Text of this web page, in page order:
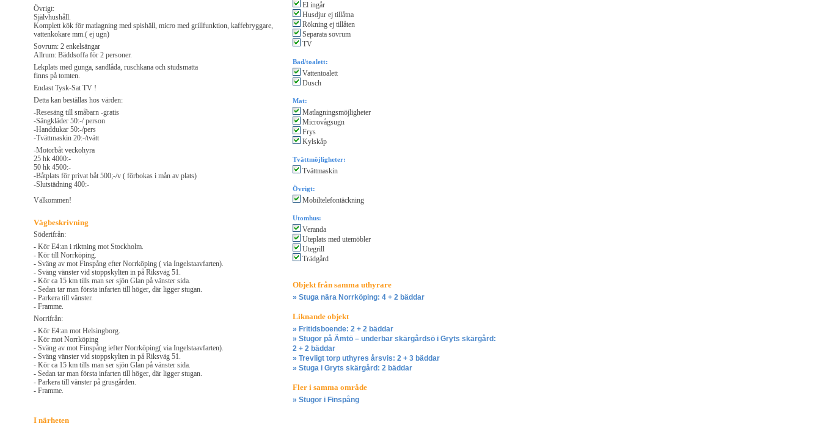
Övrigt:
Självhushåll.
Komplett kök för matlagning med spishäll, micro med grillfunktion, kaffebryggare,
vattenkokare mm.( ej ugn)
Sovrum: 2 enkelsängar
Allrum: Bäddsoffa för 2 personer.
Lekplats med gunga, sandlåda, ruschkana och studsmatta
finns på tomten.
Endast Tysk-Sat TV !
Detta kan beställas hos värden:
-Resesäng till småbarn -gratis
-Sängkläder 50:-/ person
-Handdukar 50:-/pers
-Tvättmaskin 20:-/tvätt
-Motorbåt veckohyra
25 hk 4000:-
50 hk 4500:-
-Båtplats för privat båt 500;-/v ( förbokas i mån av plats)
-Slutstädning 400:-
Välkommen!
Vägbeskrivning
Söderifrån:
- Kör E4:an i riktning mot Stockholm.
- Kör till Norrköping.
- Sväng av mot Finspång efter Norrköping ( via Ingelstaavfarten).
- Sväng vänster vid stoppskylten in på Riksväg 51.
- Kör ca 15 km tills man ser sjön Glan på vänster sida.
- Sedan tar man första infarten till höger, där ligger stugan.
- Parkera till vänster.
- Framme.
Norrifrån:
- Kör E4:an mot Helsingborg.
- Kör mot Norrköping
- Sväng av mot Finspång iefter Norrköping( via Ingelstaavfarten).
- Sväng vänster vid stoppskylten in på Riksväg 51.
- Kör ca 15 km tills man ser sjön Glan på vänster sida.
- Sedan tar man första infarten till höger, där ligger stugan.
- Parkera till vänster på grusgården.
- Framme.
I närheten
El ingår
Husdjur ej tillåtna
Rökning ej tillåten
Separata sovrum
TV
Bad/toalett:
Vattentoalett
Dusch
Mat:
Matlagningsmöjligheter
Microvågsugn
Frys
Kylskåp
Tvättmöjligheter:
Tvättmaskin
Övrigt:
Mobiltelefontäckning
Utomhus:
Veranda
Uteplats med utemöbler
Utegrill
Trädgård
Objekt från samma uthyrare
» Stuga nära Norrköping: 4 + 2 bäddar
Liknande objekt
» Fritidsboende: 2 + 2 bäddar
» Stugor på Ämtö – underbar skärgårdsö i Gryts skärgård:
2 + 2 bäddar
» Trevligt torp uthyres årsvis: 2 + 3 bäddar
» Stuga i Gryts skärgård: 2 bäddar
Fler i samma område
» Stugor i Finspång